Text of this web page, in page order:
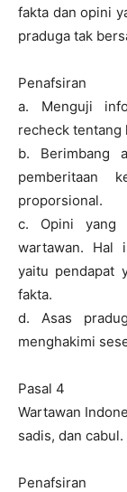
fakta dan opini
praduga tak
Penafsiran
a. Menguji
recheck tentang
b. Berimbang
pemberitaan
proporsional.
c. Opini yang
wartawan. Hal
yaitu pendapat
fakta.
d. Asas
menghakimi
Pasal 4
Wartawan
sadis, dan cabul.
Penafsiran